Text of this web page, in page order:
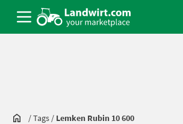
/Tags / Lemken Rubin 10 600